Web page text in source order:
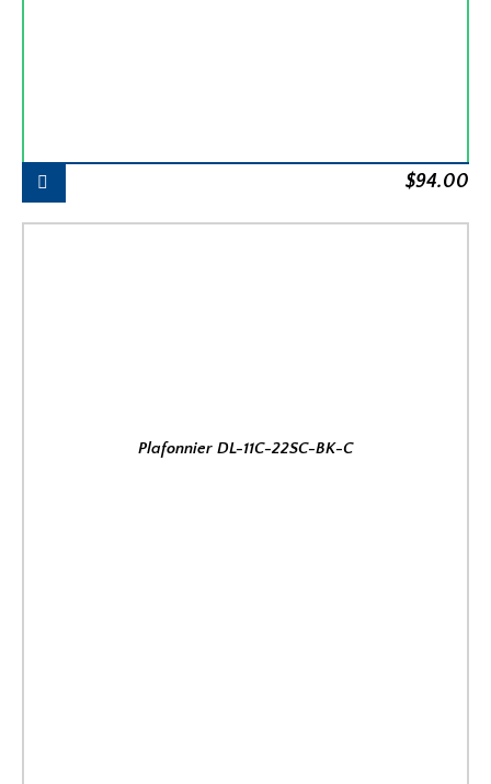
$94.00
Plafonnier DL-11C-22SC-BK-C